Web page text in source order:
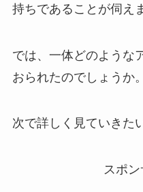
持ちであることが伺え
では、一体どのような
おられたのでしょうか。
次で詳しく見ていきた
スポン